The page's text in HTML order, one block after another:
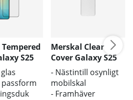
S25
- BULK
Merskal Clear
Cover Galaxy S25
Ultra - BULK
- Nästintill osynligt
mobilskal
- Framhäver